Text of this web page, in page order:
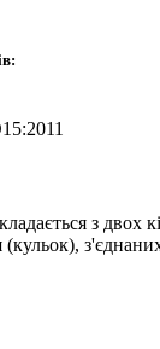
з двох
(кульок),